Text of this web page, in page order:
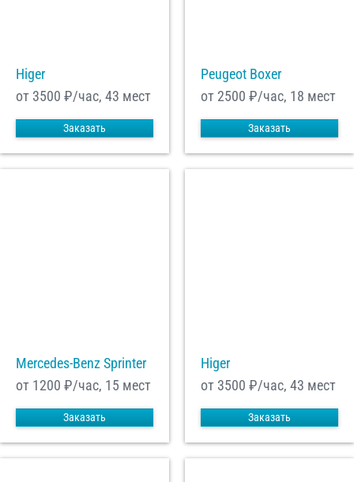
Higer
от 3500 ₽/час, 43 мест
Заказать
Peugeot Boxer
от 2500 ₽/час, 18 мест
Заказать
Mercedes-Benz Sprinter
от 1200 ₽/час, 15 мест
Заказать
Higer
от 3500 ₽/час, 43 мест
Заказать